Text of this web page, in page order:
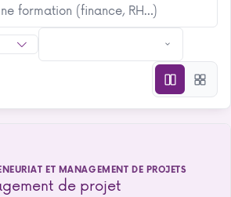
ET MANAGEMENT DE PROJETS
de projet